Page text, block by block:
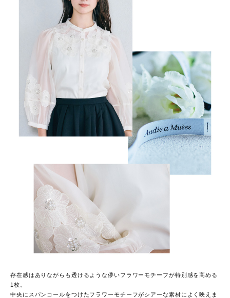
存在感はありながらも透けるような儚いフラワーモチーフが特別感を高める
1枚。
中央にスパンコールをつけたフラワーモチーフがシアーな素材によく映えま